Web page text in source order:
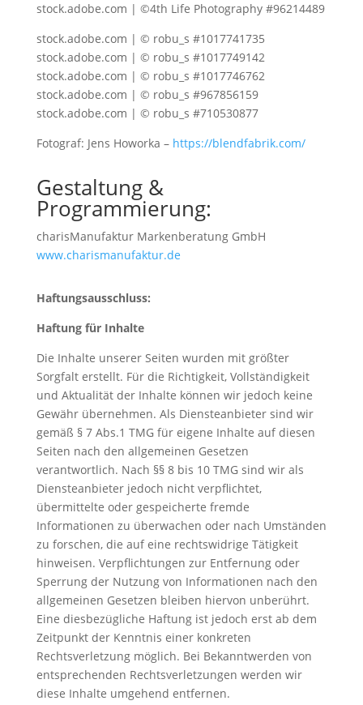
stock.adobe.com | ©4th Life Photography #96214489
stock.adobe.com | © robu_s #1017741735
stock.adobe.com | © robu_s #1017749142
stock.adobe.com | © robu_s #1017746762
stock.adobe.com | © robu_s #967856159
stock.adobe.com | © robu_s #710530877
Fotograf: Jens Howorka – https://blendfabrik.com/
Gestaltung &
Programmierung:
charisManufaktur Markenberatung GmbH
www.charismanufaktur.de
Haftungsausschluss:
Haftung für Inhalte
Die Inhalte unserer Seiten wurden mit größter
Sorgfalt erstellt. Für die Richtigkeit, Vollständigkeit
und Aktualität der Inhalte können wir jedoch keine
Gewähr übernehmen. Als Diensteanbieter sind wir
gemäß § 7 Abs.1 TMG für eigene Inhalte auf diesen
Seiten nach den allgemeinen Gesetzen
verantwortlich. Nach §§ 8 bis 10 TMG sind wir als
Diensteanbieter jedoch nicht verpflichtet,
übermittelte oder gespeicherte fremde
Informationen zu überwachen oder nach Umständen
zu forschen, die auf eine rechtswidrige Tätigkeit
hinweisen. Verpflichtungen zur Entfernung oder
Sperrung der Nutzung von Informationen nach den
allgemeinen Gesetzen bleiben hiervon unberührt.
Eine diesbezügliche Haftung ist jedoch erst ab dem
Zeitpunkt der Kenntnis einer konkreten
Rechtsverletzung möglich. Bei Bekanntwerden von
entsprechenden Rechtsverletzungen werden wir
diese Inhalte umgehend entfernen.